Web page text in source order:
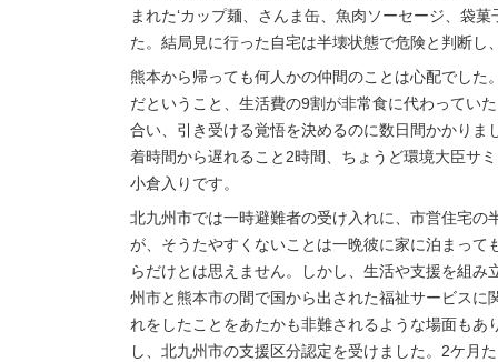
まれた‘カップ麺、さんま缶、魚肉ソーセージ、袋
た。結局見に行った自宅は半壊状態で危険と判断
熊本から帰っても何人かの仲間のことは心配でし
だということ、生活費の9割が非常食に代わってい
合い、引き受ける覚悟を決めるのに数日間かかり
着時間から遅れること2時間、ちょうど環境大臣サ
小倉入りです。
北九州市では一時避難者の受け入れに、市営住宅
が、そうたやすくないことは一晩彼に家に泊まっ
らだけとは思えません。しかし、生活や支援を組
州市と熊本市の間で国から出された福祉サービス
れをしたことをあたかも非難されるような場面も
し、北九州市の支援区分認定を受けました。2ケ月